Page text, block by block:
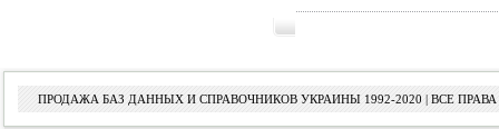
ПРОДАЖА БАЗ ДАННЫХ И СПРАВОЧНИКОВ УКРАИНЫ 1992-2020 | ВСЕ